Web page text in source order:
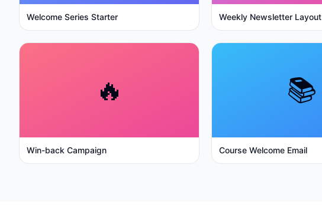
Welcome Series Starter Weekly Newsletter Layout
🔥
Win-back Campaign
📚
Course Welcome Email